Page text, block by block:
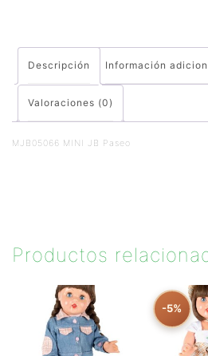
Descripción Información
Valoraciones (0)
MJB05066 MINI JB Paseo
Productos
-5%